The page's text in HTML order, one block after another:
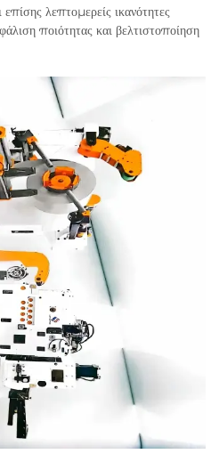
λεπτομερείς ικανότητες
ποιότητας και βελτιστοποίηση